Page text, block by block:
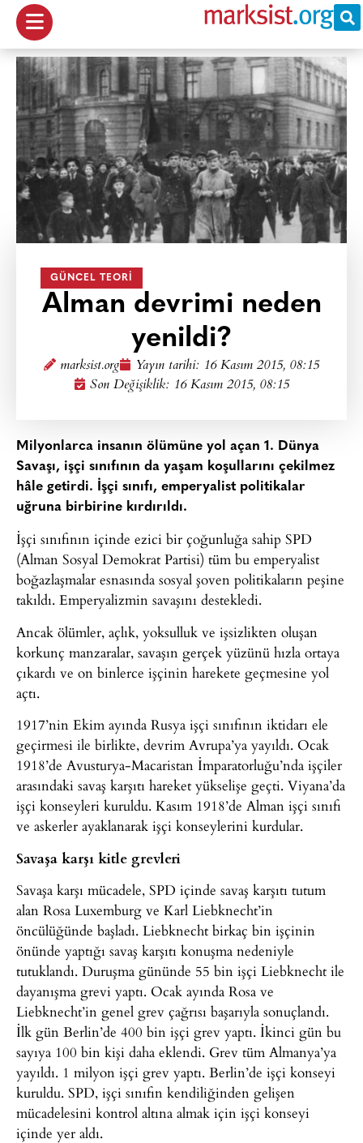
GÜNCEL TEORI
Alman devrimi neden
yenildi?
marksist.org Yayın tarihi: 16 Kasım 2015, 08:15
Son Değişiklik: 16 Kasım 2015, 08:15
Milyonlarca insanın ölümüne yol açan 1. Dünya
Savaşı, işçi sınıfının da yaşam koşullarını çekilmez
hâle getirdi. İşçi sınıfı, emperyalist politikalar
uğruna birbirine kırdırıldı.
İşçi sınıfının içinde ezici bir çoğunluğa sahip SPD
(Alman Sosyal Demokrat Partisi) tüm bu emperyalist
boğazlaşmalar esnasında sosyal şoven politikaların peşine
takıldı. Emperyalizmin savaşını destekledi.
Ancak ölümler, açlık, yoksulluk ve işsizlikten oluşan
korkunç manzaralar, savaşın gerçek yüzünü hızla ortaya
çıkardı ve on binlerce işçinin harekete geçmesine yol
açtı.
1917’nin Ekim ayında Rusya işçi sınıfının iktidarı ele
geçirmesi ile birlikte, devrim Avrupa’ya yayıldı. Ocak
1918’de Avusturya-Macaristan İmparatorluğu’nda işçiler
arasındaki savaş karşıtı hareket yükselişe geçti. Viyana’da
işçi konseyleri kuruldu. Kasım 1918’de Alman işçi sınıfı
ve askerler ayaklanarak işçi konseylerini kurdular.
Savaşa karşı kitle grevleri
Savaşa karşı mücadele, SPD içinde savaş karşıtı tutum
alan Rosa Luxemburg ve Karl Liebknecht’in
öncülüğünde başladı. Liebknecht birkaç bin işçinin
önünde yaptığı savaş karşıtı konuşma nedeniyle
tutuklandı. Duruşma gününde 55 bin işçi Liebknecht ile
dayanışma grevi yaptı. Ocak ayında Rosa ve
Liebknecht’in genel grev çağrısı başarıyla sonuçlandı.
İlk gün Berlin’de 400 bin işçi grev yaptı. İkinci gün bu
sayıya 100 bin kişi daha eklendi. Grev tüm Almanya’ya
yayıldı. 1 milyon işçi grev yaptı. Berlin’de işçi konseyi
kuruldu. SPD, işçi sınıfın kendiliğinden gelişen
mücadelesini kontrol altına almak için işçi konseyi
içinde yer aldı.